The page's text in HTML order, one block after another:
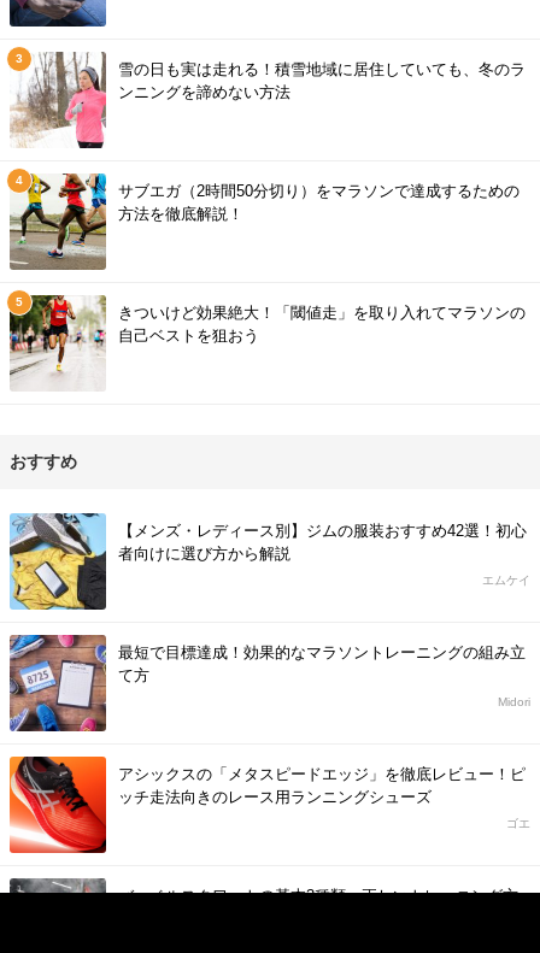
雪の日も実は走れる！積雪地域に居住していても、冬のラ
ンニングを諦めない方法
サブエガ（2時間50分切り）をマラソンで達成するための
方法を徹底解説！
きついけど効果絶大！「閾値走」を取り入れてマラソンの
自己ベストを狙おう
おすすめ
【メンズ・レディース別】ジムの服装おすすめ42選！初心
者向けに選び方から解説
エムケイ
最短で目標達成！効果的なマラソントレーニングの組み立
て方
Midori
アシックスの「メタスピードエッジ」を徹底レビュー！ピ
ッチ走法向きのレース用ランニングシューズ
ゴエ
バーベルスクワットの基本3種類、正しいトレーニング方